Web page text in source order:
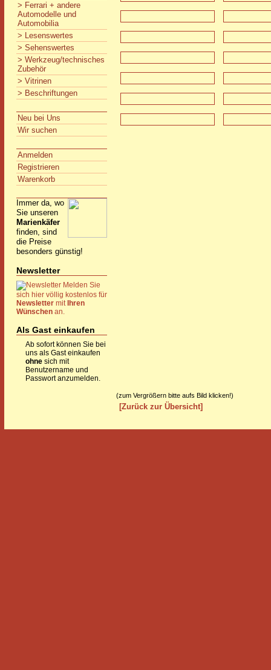
> Ferrari + andere
Automodelle und
Automobilia
> Lesenswertes
> Sehenswertes
> Werkzeug/technisches
Zubehör
> Vitrinen
> Beschriftungen
Neu bei Uns
Wir suchen
Anmelden
Registrieren
Warenkorb
Immer da, wo
Sie unseren
Marienkäfer
finden, sind
die Preise
besonders günstig!
Newsletter
Melden Sie
sich hier völlig kostenlos für
Newsletter mit Ihren
Wünschen an.
Als Gast einkaufen
Ab sofort können Sie bei
uns als Gast einkaufen
ohne sich mit
Benutzername und
Passwort anzumelden.
(zum Vergrößern bitte aufs Bild klicken!)
[Zurück zur Übersicht]